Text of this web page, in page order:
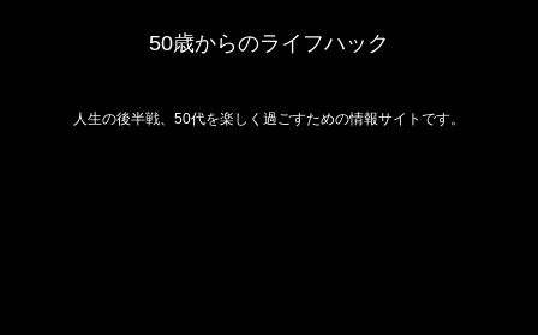
50歳からのライフハック
人生の後半戦、50代を楽しく過ごすための情報サイトです。